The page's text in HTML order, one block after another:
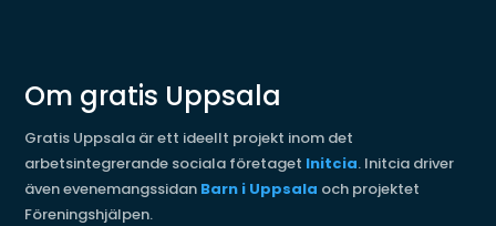
Om gratis Uppsala
Gratis Uppsala är ett ideellt projekt inom det
arbetsintegrerande sociala företaget Initcia. Initcia driver
även evenemangssidan Barn i Uppsala och projektet
Föreningshjälpen.